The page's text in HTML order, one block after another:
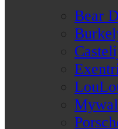
Bear
Exentri